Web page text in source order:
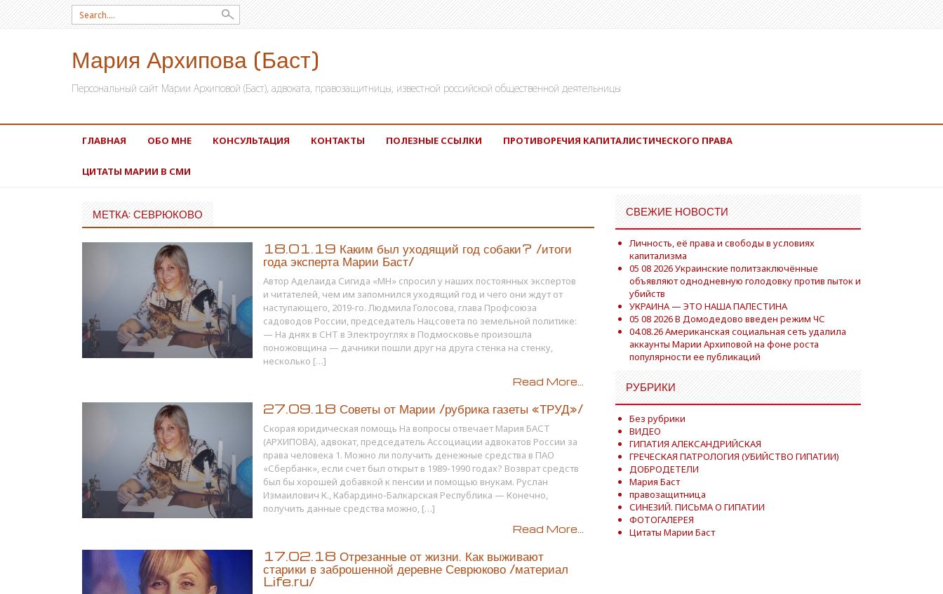
Search for:
Мария Архипова (Баст)
Персональный сайт Марии Архиповой (Баст), адвоката, правозащитницы, известной российской общественной деятельницы
SKIP TO CONTENT
ГЛАВНАЯ ОБО МНЕ КОНСУЛЬТАЦИЯ КОНТАКТЫ ПОЛЕЗНЫЕ ССЫЛКИ ПРОТИВОРЕЧИЯ КАПИТАЛИСТИЧЕСКОГО ПРАВА
ЦИТАТЫ МАРИИ В СМИ
МЕТКА: СЕВРЮКОВО
18.01.19 Каким был уходящий год собаки? /итоги
года эксперта Марии Баст/
Автор Аделаида Сигида «МН» спросил у наших постоянных экспертов
и читателей, чем им запомнился уходящий год и чего они ждут от
наступающего, 2019-го. Людмила Голосова, глава Профсоюза
садоводов России, председатель Нацсовета по земельной политике:
— На днях в СНТ в Электроуглях в Подмосковье произошла
поножовщина — дачники пошли друг на друга стенка на стенку,
несколько […]
Read More...
27.09.18 Советы от Марии /рубрика газеты «ТРУД»/
Скорая юридическая помощь На вопросы отвечает Мария БАСТ
(АРХИПОВА), адвокат, председатель Ассоциации адвокатов России за
права человека 1. Можно ли получить денежные средства в ПАО
«Сбербанк», если счет был открыт в 1989-1990 годах? Возврат средств
был бы хорошей добавкой к пенсии и помощью внукам. Руслан
Измаилович К., Кабардино-Балкарская Республика — Конечно,
получить данные средства можно, […]
Read More...
17.02.18 Отрезанные от жизни. Как выживают
старики в заброшенной деревне Севрюково /материал
Life.ru/
СВЕЖИЕ НОВОСТИ
Личность, её права и свободы в условиях
капитализма
05 08 2026 Украинские политзаключённые
объявляют однодневную голодовку против пыток и
убийств
УКРАИНА — ЭТО НАША ПАЛЕСТИНА
05 08 2026 В Домодедово введен режим ЧС
04.08.26 Американская социальная сеть удалила
аккаунты Марии Архиповой на фоне роста
популярности ее публикаций
РУБРИКИ
Без рубрики
ВИДЕО
ГИПАТИЯ АЛЕКСАНДРИЙСКАЯ
ГРЕЧЕСКАЯ ПАТРОЛОГИЯ (УБИЙСТВО ГИПАТИИ)
ДОБРОДЕТЕЛИ
Мария Баст
правозащитница
СИНЕЗИЙ. ПИСЬМА О ГИПАТИИ
ФОТОГАЛЕРЕЯ
Цитаты Марии Баст